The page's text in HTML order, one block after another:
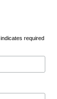
indicates required